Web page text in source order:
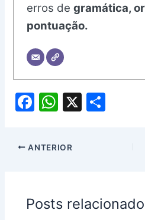
erros degramática,
pontuação.
F
c
e
o
o
W
at
s
p
p
X
ANTERIOR
Posts